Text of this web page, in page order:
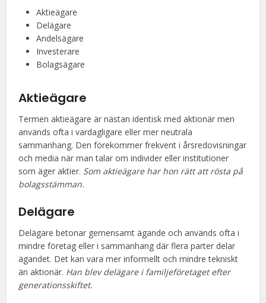
Aktieägare
Delägare
Andelsägare
Investerare
Bolagsägare
Aktieägare
Termen aktieägare är nästan identisk med aktionär men
används ofta i vardagligare eller mer neutrala
sammanhang. Den förekommer frekvent i årsredovisningar
och media när man talar om individer eller institutioner
som äger aktier. Som aktieägare har hon rätt att rösta på
bolagsstämman.
Delägare
Delägare betonar gemensamt ägande och används ofta i
mindre företag eller i sammanhang där flera parter delar
ägandet. Det kan vara mer informellt och mindre tekniskt
än aktionär. Han blev delägare i familjeföretaget efter
generationsskiftet.